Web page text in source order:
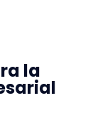
la